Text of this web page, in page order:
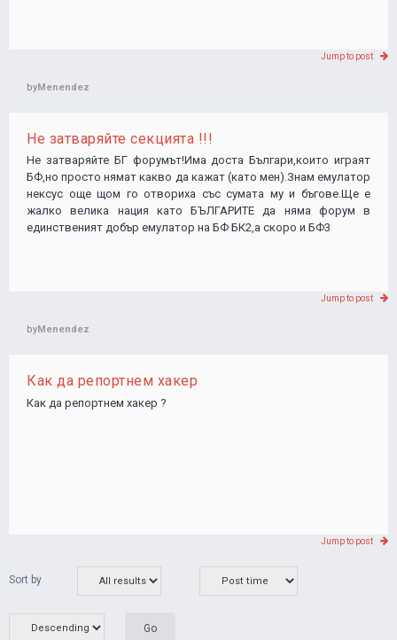
Jump to post
byMenendez
Не затваряйте секцията !!!
Не затваряйте БГ форумът!Има доста Българи,които играят
БФ,но просто нямат какво да кажат (като мен).Знам емулатор
нексус още щом го отвориха със сумата му и бъгове.Ще е
жалко велика нация като БЪЛГАРИТЕ да няма форум в
единственият добър емулатор на БФ БК2,а скоро и БФ3
Jump to post
byMenendez
Как да репортнем хакер
Как да репортнем хакер ?
Jump to post
Sort by